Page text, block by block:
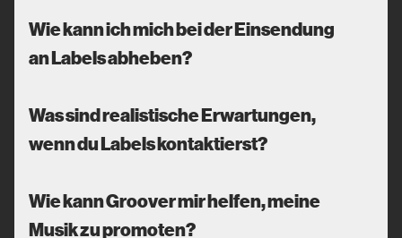
Wie kann ich mich bei der Einsendung
an Labels abheben?
Was sind realistische Erwartungen,
wenn du Labels kontaktierst?
Wie kann Groover mir helfen, meine
Musik zu promoten?